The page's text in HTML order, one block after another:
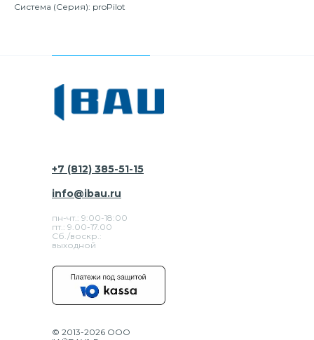
Система (Серия): proPilot
+7 (812) 385-51-15
пн-чт.: 9:00-18:00
пт.: 9.00-17.00
Сб./воскр.:
выходной
info@ibau.ru
© 2013-2026 ООО